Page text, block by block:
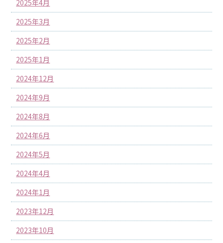
2025年4月
2025年3月
2025年2月
2025年1月
2024年12月
2024年9月
2024年8月
2024年6月
2024年5月
2024年4月
2024年1月
2023年12月
2023年10月